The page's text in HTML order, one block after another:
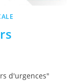
d'urgences"